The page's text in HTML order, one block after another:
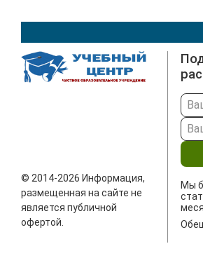
© 2014-2026 Информация,
размещенная на сайте не
является публичной
офертой.
Мы